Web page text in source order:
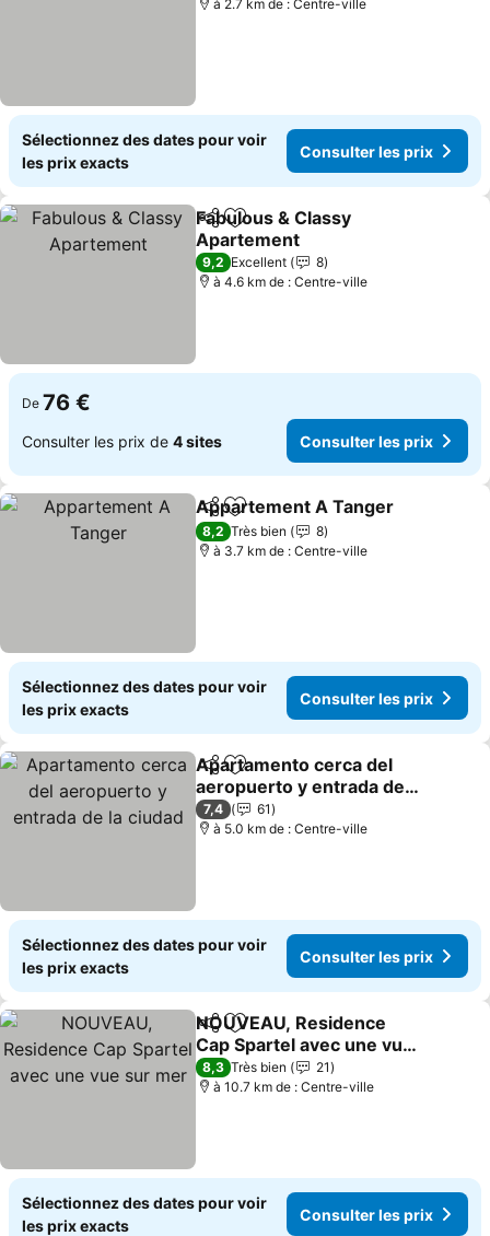
à 2.7 km de : Centre-ville
Sélectionnez des dates pour voir
les prix exacts
Consulter les prix
PartagerAjouter à mes favoris
Fabulous & Classy
Apartement
Consulter les prix
9,2 Excellent
8
à 4.6 km de : Centre-ville
De 76 €
Consulter les prix de 4 sites Consulter les prix
PartagerAjouter à mes favoris
Appartement A Tanger
8,2 Très bien
8
à 3.7 km de : Centre-ville
Sélectionnez des dates pour voir
les prix exacts
Consulter les prix
PartagerAjouter à mes favoris
Apartamento cerca del
aeropuerto y entrada de
la ciudad
Consulter les prix
7,4
61
à 5.0 km de : Centre-ville
Sélectionnez des dates pour voir
les prix exacts
Consulter les prix
PartagerAjouter à mes favoris
NOUVEAU, Residence
Cap Spartel avec une vue
sur mer
Consulter les prix
8,3 Très bien
21
à 10.7 km de : Centre-ville
Sélectionnez des dates pour voir
les prix exacts
Consulter les prix